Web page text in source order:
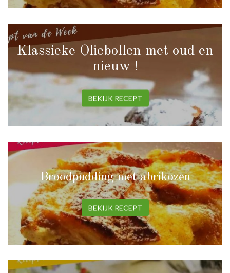
Klassieke Oliebollen met oud en
nieuw !
BEKIJK RECEPT
Broodpudding met abrikozen
BEKIJK RECEPT